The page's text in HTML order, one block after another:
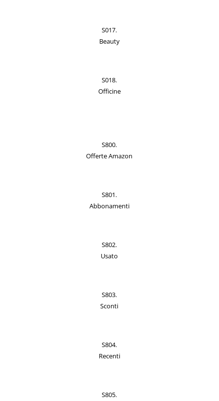
S017.
Beauty
S018.
Officine
S800.
Offerte Amazon
S801.
Abbonamenti
S802.
Usato
S803.
Sconti
S804.
Recenti
S805.